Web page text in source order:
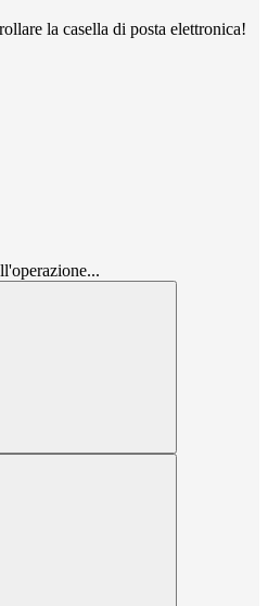
la casella di posta elettronica!